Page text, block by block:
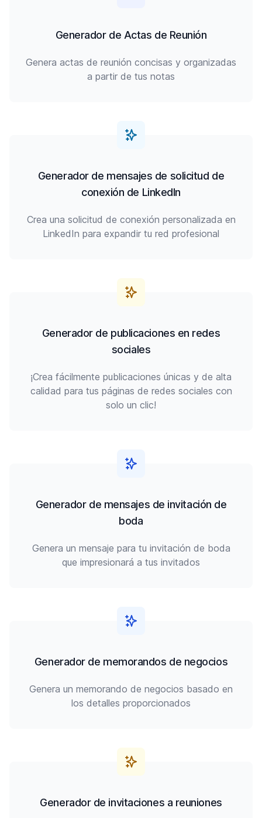
Generador de Actas de Reunión
Genera actas de reunión concisas y organizadas
a partir de tus notas
Generador de mensajes de solicitud de
conexión de LinkedIn
Crea una solicitud de conexión personalizada en
LinkedIn para expandir tu red profesional
Generador de publicaciones en redes
sociales
¡Crea fácilmente publicaciones únicas y de alta
calidad para tus páginas de redes sociales con
solo un clic!
Generador de mensajes de invitación de
boda
Genera un mensaje para tu invitación de boda
que impresionará a tus invitados
Generador de memorandos de negocios
Genera un memorando de negocios basado en
los detalles proporcionados
Generador de invitaciones a reuniones